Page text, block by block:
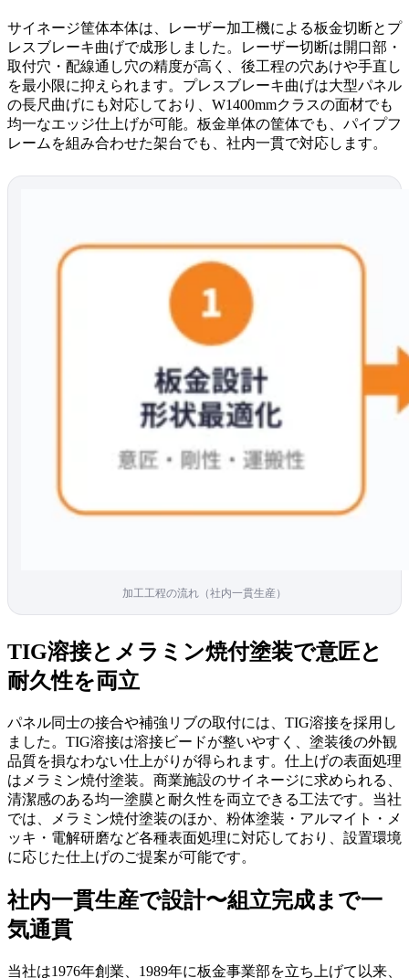
サイネージ筐体本体は、レーザー加工機による板金切断とプ
レスブレーキ曲げで成形しました。レーザー切断は開口部・
取付穴・配線通し穴の精度が高く、後工程の穴あけや手直し
を最小限に抑えられます。プレスブレーキ曲げは大型パネル
の長尺曲げにも対応しており、W1400mmクラスの面材でも
均一なエッジ仕上げが可能。板金単体の筐体でも、パイプフ
レームを組み合わせた架台でも、社内一貫で対応します。
加工工程の流れ（社内一貫生産）
TIG溶接とメラミン焼付塗装で意匠と
耐久性を両立
パネル同士の接合や補強リブの取付には、TIG溶接を採用し
ました。TIG溶接は溶接ビードが整いやすく、塗装後の外観
品質を損なわない仕上がりが得られます。仕上げの表面処理
はメラミン焼付塗装。商業施設のサイネージに求められる、
清潔感のある均一塗膜と耐久性を両立できる工法です。当社
では、メラミン焼付塗装のほか、粉体塗装・アルマイト・メ
ッキ・電解研磨など各種表面処理に対応しており、設置環境
に応じた仕上げのご提案が可能です。
社内一貫生産で設計〜組立完成まで一
気通貫
当社は1976年創業、1989年に板金事業部を立ち上げて以来、